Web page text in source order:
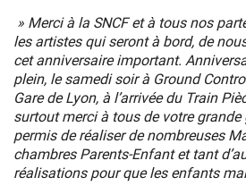
» Merci à la SNCF et à tous nos
les artistes qui seront à bord, de
cet anniversaire important.
plein, le samedi soir à Ground
Gare de Lyon, à l’arrivée du Train
surtout merci à tous de votre
permis de réaliser de nombreuses
chambres Parents-Enfant et tant
réalisations pour que les enfants